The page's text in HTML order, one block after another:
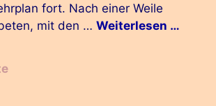
fort. Nach einer Weile
mit den … Weiterlesen …